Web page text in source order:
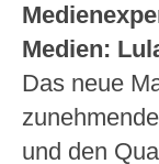
Medien:
Das neue
und den